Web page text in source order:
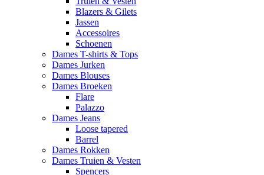
Blazers & Gilets
Jassen
Accessoires
Schoenen
Dames T-shirts & Tops
Dames Jurken
Dames Blouses
Dames Broeken
Flare
Palazzo
Dames Jeans
Loose tapered
Barrel
Dames Rokken
Dames Truien & Vesten
Spencers